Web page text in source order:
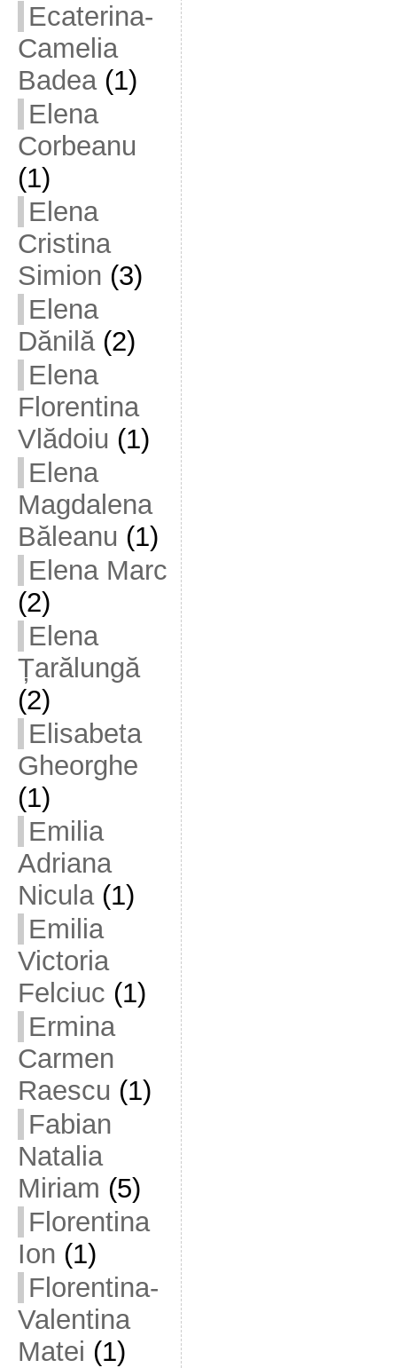
Ecaterina-
Camelia
Badea(1)
Elena
Corbeanu
(1)
Elena
Cristina
Simion (3)
Elena
Dănilă(2)
Elena
Florentina
Vlădoiu (1)
Elena
Magdalena
Băleanu (1)
Elena Marc
(2)
Elena
Țarălungă
(2)
Elisabeta
Gheorghe
(1)
Emilia
Adriana
Nicula(1)
Emilia
Victoria
Felciuc (1)
Ermina
Carmen
Raescu (1)
Fabian
Natalia
Miriam (5)
Florentina
Ion (1)
Florentina-
Valentina
Matei (1)